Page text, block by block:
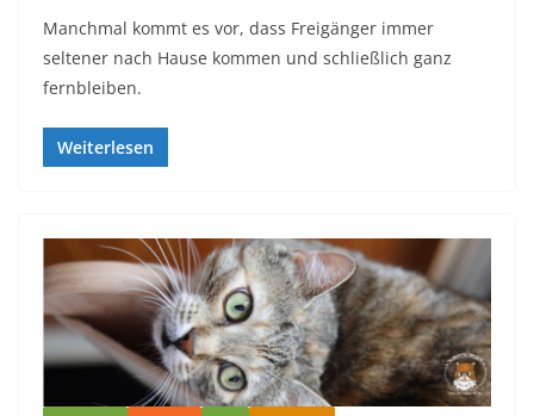
Manchmal kommt es vor, dass Freigänger immer
seltener nach Hause kommen und schließlich ganz
fernbleiben.
Weiterlesen